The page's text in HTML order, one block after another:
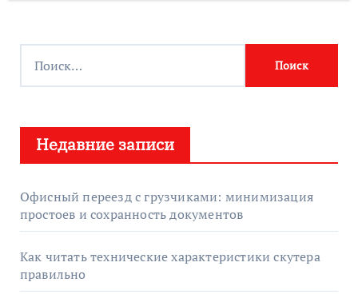
:
Недавние записи
Офисный переезд с грузчиками: минимизация
простоев и сохранность документов
Как читать технические характеристики скутера
правильно